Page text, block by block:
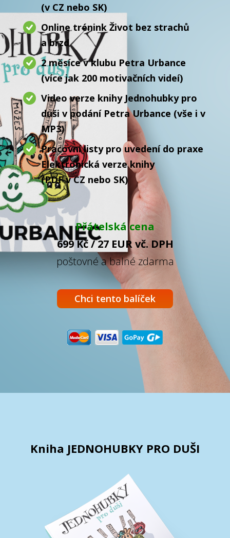
(v CZ nebo SK)
Online trénink Život bez strachů
a brzd
2 měsíce v klubu Petra Urbance
(více jak 200 motivačních videí)
Video verze knihy Jednohubky pro
duši v podání Petra Urbance (vše i v
MP3)
Pracovní listy pro uvedení do praxe
Elektronická verze knihy
(PDF v CZ nebo SK)
Přátelská cena
699 Kč / 27 EUR vč. DPH
poštovné a balné zdarma
Chci tento balíček
Kniha JEDNOHUBKY PRO DUŠI